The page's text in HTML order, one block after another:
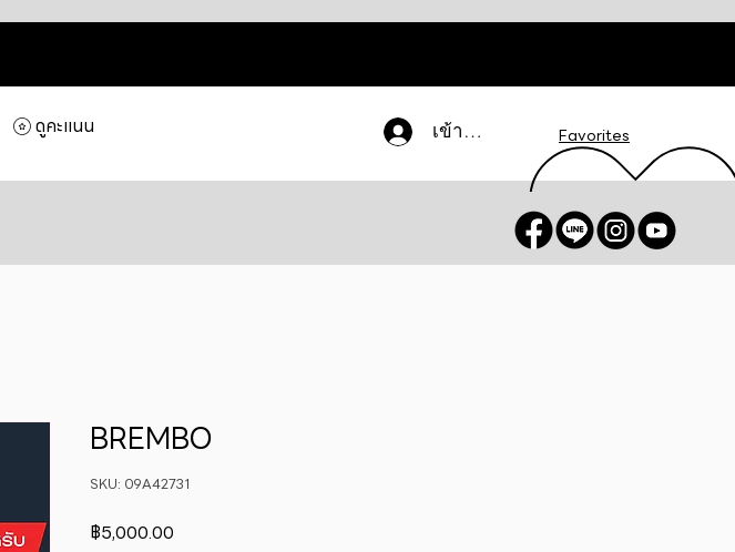
เข้าสู่ระบบ Favorites
ดูคะแนน
BREMBO
SKU: 09A42731
฿5,000.00